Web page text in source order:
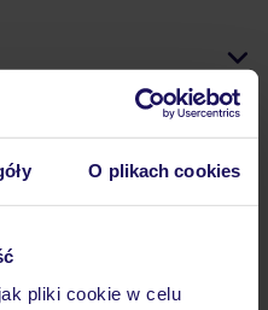
O plikach cookies
pliki cookie w celu